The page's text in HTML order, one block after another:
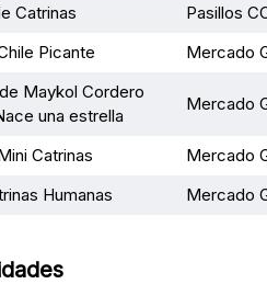
Catrinas
Pasillos
Picante
Mercado
Maykol Cordero
una estrella
Mercado
Catrinas Mercado
Humanas
Mercado